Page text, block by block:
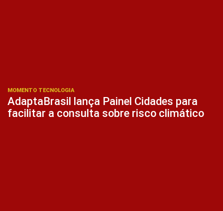
MOMENTO TECNOLOGIA
AdaptaBrasil lança Painel Cidades para
facilitar a consulta sobre risco climático